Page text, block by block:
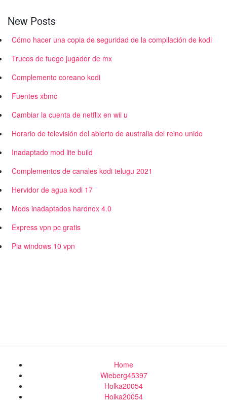
New Posts
Cómo hacer una copia de seguridad de la compilación de kodi
Trucos de fuego jugador de mx
Complemento coreano kodi
Fuentes xbmc
Cambiar la cuenta de netflix en wii u
Horario de televisión del abierto de australia del reino unido
Inadaptado mod lite build
Complementos de canales kodi telugu 2021
Hervidor de agua kodi 17
Mods inadaptados hardnox 4.0
Express vpn pc gratis
Pia windows 10 vpn
Home
Wieberg45397
Holka20054
Holka20054